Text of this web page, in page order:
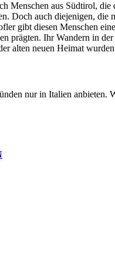
Menschen aus Südtirol,
Doch auch diejenigen,
gibt diesen Menschen
prägten. Ihr Wandern in
neuen Heimat
nur in Italien